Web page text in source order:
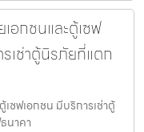
อกชนและตู้เซฟ
รเช่าตู้นิรภัยที่แตก
ซฟเอกชน มีบริการเช่าตู้
นาคา